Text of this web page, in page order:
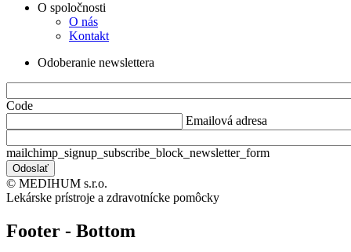
O spoločnosti
O nás
Kontakt
Odoberanie newslettera
Code
Emailová adresa
mailchimp_signup_subscribe_block_newsletter_form
© MEDIHUM s.r.o.
Lekárske prístroje a zdravotnícke pomôcky
Footer - Bottom